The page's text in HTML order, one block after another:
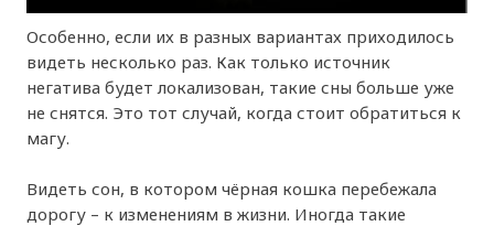
Особенно, если их в разных вариантах приходилось
видеть несколько раз. Как только источник
негатива будет локализован, такие сны больше уже
не снятся. Это тот случай, когда стоит обратиться к
магу.
Видеть сон, в котором чёрная кошка перебежала
дорогу – к изменениям в жизни. Иногда такие